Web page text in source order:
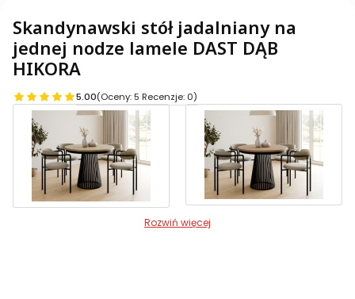
Skandynawski stół jadalniany na
jednej nodze lamele DAST DĄB
HIKORA
5.00(Oceny: 5 Recenzje: 0)
Rozwiń więcej